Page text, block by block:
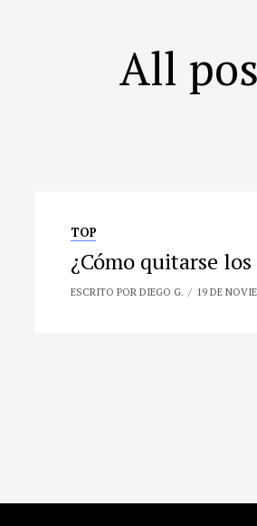
All
TOP
¿Cómo quitarse los
ESCRITO POR DIEGO G. 19 DE